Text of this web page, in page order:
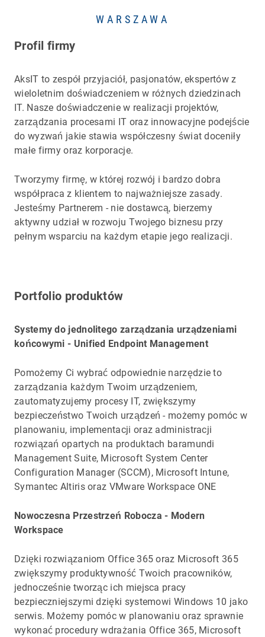
WARSZAWA
Profil firmy
AksIT to zespół przyjaciół, pasjonatów, ekspertów z
wieloletnim doświadczeniem w różnych dziedzinach
IT. Nasze doświadczenie w realizacji projektów,
zarządzania procesami IT oraz innowacyjne podejście
do wyzwań jakie stawia współczesny świat doceniły
małe firmy oraz korporacje.
Tworzymy firmę, w której rozwój i bardzo dobra
współpraca z klientem to najważniejsze zasady.
Jesteśmy Partnerem - nie dostawcą, bierzemy
aktywny udział w rozwoju Twojego biznesu przy
pełnym wsparciu na każdym etapie jego realizacji.
Portfolio produktów
Systemy do jednolitego zarządzania urządzeniami
końcowymi - Unified Endpoint Management
Pomożemy Ci wybrać odpowiednie narzędzie to
zarządzania każdym Twoim urządzeniem,
zautomatyzujemy procesy IT, zwiększymy
bezpieczeństwo Twoich urządzeń - możemy pomóc w
planowaniu, implementacji oraz administracji
rozwiązań opartych na produktach baramundi
Management Suite, Microsoft System Center
Configuration Manager (SCCM), Microsoft Intune,
Symantec Altiris oraz VMware Workspace ONE
Nowoczesna Przestrzeń Robocza - Modern
Workspace
Dzięki rozwiązaniom Office 365 oraz Microsoft 365
zwiększymy produktywność Twoich pracowników,
jednocześnie tworząc ich miejsca pracy
bezpieczniejszymi dzięki systemowi Windows 10 jako
serwis. Możemy pomóc w planowaniu oraz sprawnie
wykonać procedury wdrażania Office 365, Microsoft